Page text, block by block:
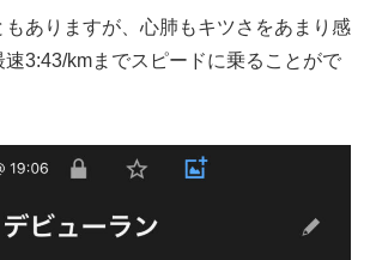
ありますが、心肺もキツさをあまり感
速3:43/kmまでスピードに乗ることがで